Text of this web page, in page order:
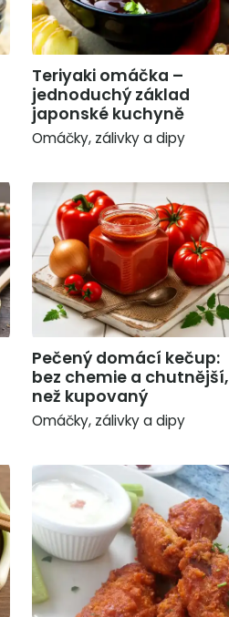
Teriyaki omáčka –
jednoduchý základ
japonské kuchyně
Omáčky, zálivky a dipy
Pečený domácí kečup:
bez chemie a chutnější,
než kupovaný
Omáčky, zálivky a dipy